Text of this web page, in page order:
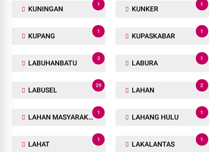
KUNINGAN
1
KUNKER
1
KUPANG
1
KUPASKABAR
1
LABUHANBATU
3
LABURA
1
LABUSEL
29
LAHAN
2
LAHAN MASYARAKAT
1
LAHANG HULU
1
LAHAT
1
LAKALANTAS
1